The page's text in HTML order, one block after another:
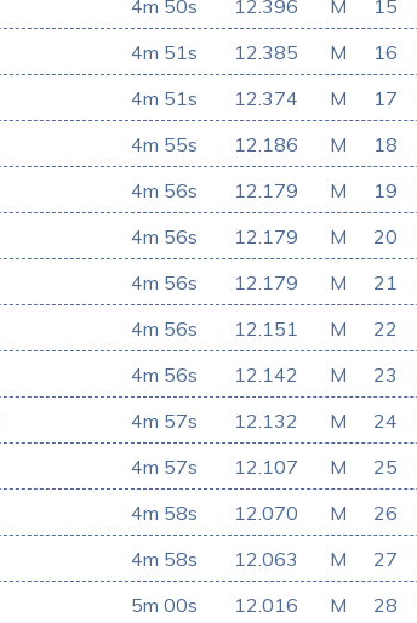
4m 50s 12.396 M 15
4m 51s 12.385 M 16
4m 51s 12.374 M 17
4m 55s 12.186 M 18
4m 56s 12.179 M 19
4m 56s 12.179 M 20
4m 56s 12.179 M 21
4m 56s 12.151 M 22
4m 56s 12.142 M 23
4m 57s 12.132 M 24
4m 57s 12.107 M 25
4m 58s 12.070 M 26
4m 58s 12.063 M 27
5m 00s 12.016 M 28